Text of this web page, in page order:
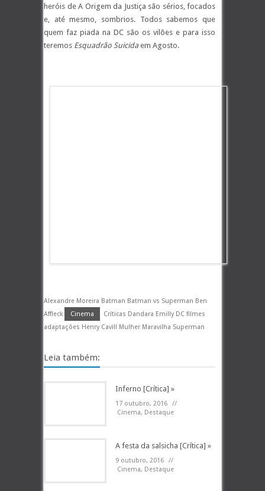
heróis de A Origem da Justiça são sérios, focados
e, até mesmo, sombrios. Todos sabemos que
quem faz piada na DC são os vilões e para isso
teremos Esquadrão Suicida em Agosto.
Alexandre Moreira Batman Batman vs Superman Ben
Affleck
Cinema
Críticas Dandara Emilly DC filmes
adaptações Henry Cavill Mulher Maravilha Superman
Leia também:
Inferno [Crítica] »
17 outubro, 2016
//
Cinema, Destaque
A festa da salsicha [Crítica] »
9 outubro, 2016
//
Cinema, Destaque